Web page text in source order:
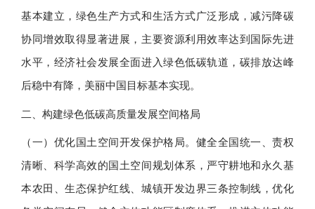
基本建立，绿色生产方式和生活方式广泛形成，减污降碳
协同增效取得显著进展，主要资源利用效率达到国际先进
水平，经济社会发展全面进入绿色低碳轨道，碳排放达峰
后稳中有降，美丽中国目标基本实现。
二、构建绿色低碳高质量发展空间格局
（一）优化国土空间开发保护格局。健全全国统一、责权
清晰、科学高效的国土空间规划体系，严守耕地和永久基
本农田、生态保护红线、城镇开发边界三条控制线，优化